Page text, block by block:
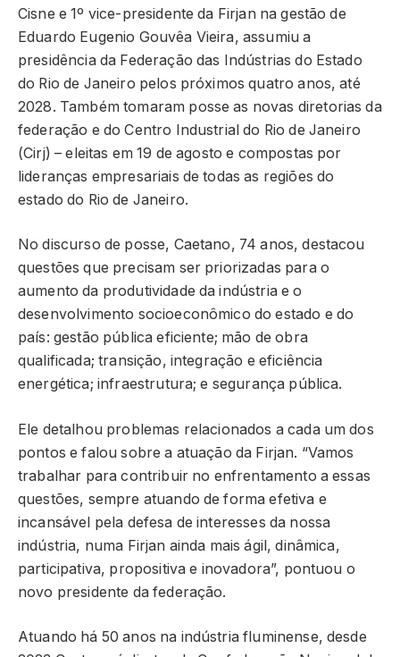
Cisne e 1º vice-presidente da Firjan na gestão de
Eduardo Eugenio Gouvêa Vieira, assumiu a
presidência da Federação das Indústrias do Estado
do Rio de Janeiro pelos próximos quatro anos, até
2028. Também tomaram posse as novas diretorias da
federação e do Centro Industrial do Rio de Janeiro
(Cirj) – eleitas em 19 de agosto e compostas por
lideranças empresariais de todas as regiões do
estado do Rio de Janeiro.
No discurso de posse, Caetano, 74 anos, destacou
questões que precisam ser priorizadas para o
aumento da produtividade da indústria e o
desenvolvimento socioeconômico do estado e do
país: gestão pública eficiente; mão de obra
qualificada; transição, integração e eficiência
energética; infraestrutura; e segurança pública.
Ele detalhou problemas relacionados a cada um dos
pontos e falou sobre a atuação da Firjan. “Vamos
trabalhar para contribuir no enfrentamento a essas
questões, sempre atuando de forma efetiva e
incansável pela defesa de interesses da nossa
indústria, numa Firjan ainda mais ágil, dinâmica,
participativa, propositiva e inovadora”, pontuou o
novo presidente da federação.
Atuando há 50 anos na indústria fluminense, desde